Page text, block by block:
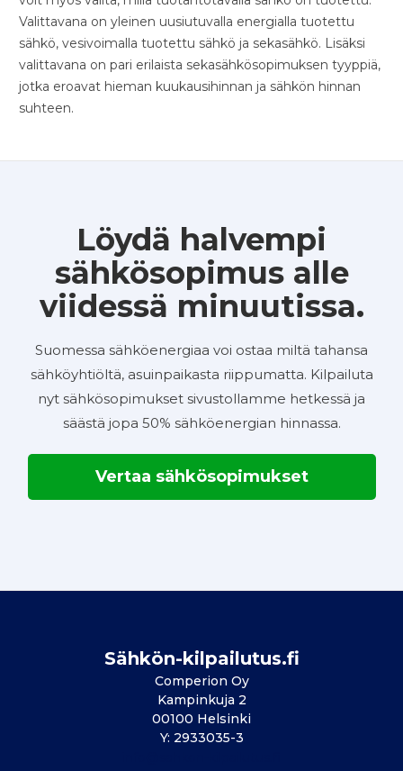
Valittavana on yleinen uusiutuvalla energialla tuotettu
sähkö, vesivoimalla tuotettu sähkö ja sekasähkö. Lisäksi
valittavana on pari erilaista sekasähkösopimuksen tyyppiä,
jotka eroavat hieman kuukausihinnan ja sähkön hinnan
suhteen.
Löydä halvempi
sähkösopimus alle
viidessä minuutissa.
Suomessa sähköenergiaa voi ostaa miltä tahansa
sähköyhtiöltä, asuinpaikasta riippumatta. Kilpailuta
nyt sähkösopimukset sivustollamme hetkessä ja
säästä jopa 50% sähköenergian hinnassa.
Vertaa sähkösopimukset
Sähkön-kilpailutus.fi
Comperion Oy
Kampinkuja 2
00100 Helsinki
Y: 2933035-3